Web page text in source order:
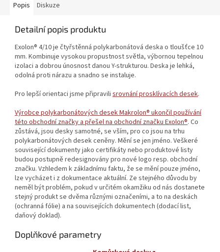
Popis Diskuze
Detailní popis produktu
Exolon® 4/10 je čtyřstěnná polykarbonátová deska o tloušťce 10
mm. Kombinuje vysokou propustnost světla, výbornou tepelnou
izolaci a dobrou únosnost danou Y-strukturou. Deska je lehká,
odolná proti nárazu a snadno se instaluje.
Pro lepší orientaci jsme připravili srovnání prosklívacích desek.
Výrobce polykarbonátových desek Makrolon® ukončil používání
této obchodní značky a přešel na obchodní značku Exolon®. Co
zůstává, jsou desky samotné, se vším, pro co jsou na trhu
polykarbonátových desek ceněny. Mění se jen jméno. Veškeré
související dokumenty jako certifikáty nebo produktové listy
budou postupně redesignovány pro nové logo resp. obchodní
značku. Vzhledem k základnímu faktu, že se mění pouze jméno,
lze vycházet i z dokumentace aktuální. Ze stejného důvodu by
neměl být problém, pokud v určitém okamžiku od nás dostanete
stejný produkt se dvěma různými označeními, a to na deskách
(ochranná fólie) a na souvisejících dokumentech (dodací list,
daňový doklad).
Doplňkové parametry